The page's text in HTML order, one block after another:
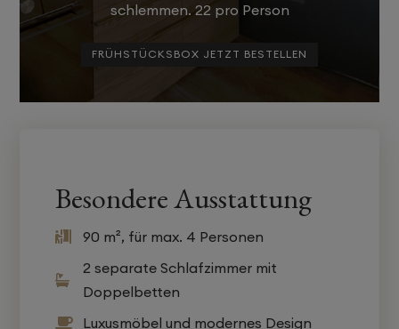
schlemmen. 22 pro Person
FRÜHSTÜCKSBOX JETZT BESTELLEN
Besondere Ausstattung
 90 m², für max. 4 Personen

2 separate Schlafzimmer mit
Doppelbetten
 Luxusmöbel und modernes Design